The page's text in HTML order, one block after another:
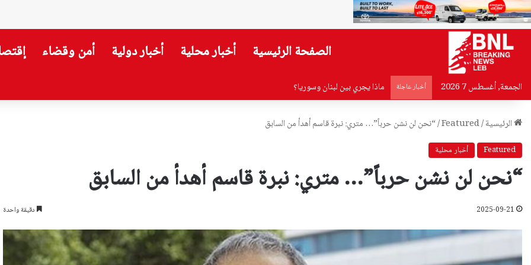
الصفحة الرئيسية أخبار محلية أخبار دولية أمن وقضاء
الجمعة, أغسطس 7 2026 أخبار عاجلة ماذا يجري بين لبنان وسوريا؟
الرئيسية/
Featured
/“نحن لن نشن حرباً”… متري: نبرة قاسم أهدأ من السابق
Featured أخبار محلية
“نحن لن نشن حرباً”… متري: نبرة قاسم أهدأ من السابق
2025-09-21 دقيقة واحدة